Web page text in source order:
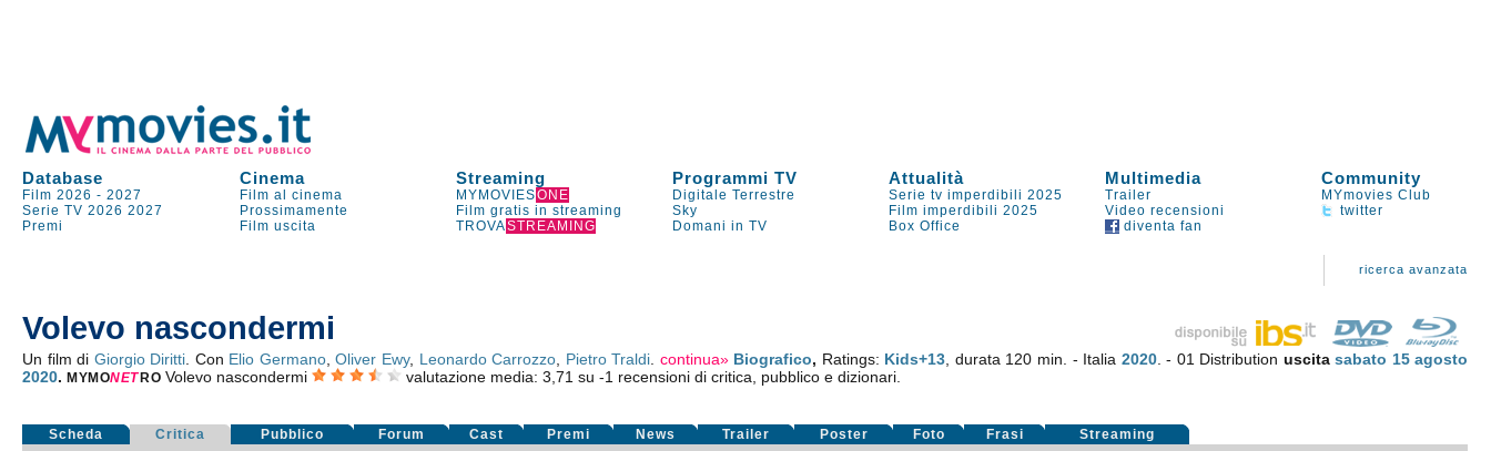
Database Cinema Streaming Programmi TV Attualità Multimedia Community
Film 2026 -2027 Film al cinema MYMOVIESONE Digitale Terrestre Serie tv imperdibili 2025 Trailer
MYmovies Club
Serie TV 2026 2027 Prossimamente Film gratis in streaming Sky Film imperdibili 2025 Video recensioni
twitter
Premi
Film uscita TROVASTREAMING Domani in TV Box Office diventa fan
ricerca avanzata
Volevo nascondermi
Un film di Giorgio Diritti . Con Elio Germano,Oliver Ewy, Leonardo Carrozzo Pietro Traldi continua» Biografico, Ratings: Kids+13 , durata 120 min. - Italia 2020. - 01 Distribution uscitasabato 15 agosto
2020.MYMONET RO Volevo nascondermi valutazione media: 3,71 su -1 recensioni di critica, pubblico e dizionari.
Scheda Critica Pubblico Forum Cast Premi News Trailer Poster Foto Frasi Streaming